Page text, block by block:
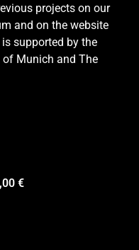
projects on our
and on the website
supported by the
Munich and The
€